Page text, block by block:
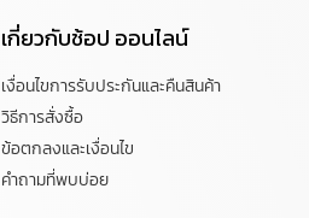
เกี่ยวกับช้อป ออนไลน์
เงื่อนไขการรับประกันและคืนสินค้า
วิธีการสั่งซื้อ
ข้อตกลงและเงื่อนไข
คำถามที่พบบ่อย